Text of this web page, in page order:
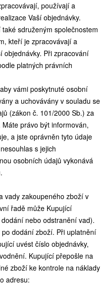
používají a
Vaší objednávky.
sdruženým společnostem
kteří je zpracovávají a
objednávky. Při zpracování
platných právních
vámi poskytnuté osobní
a uchovávány v souladu se
(zákon č. 101/2000 Sb.) za
právo být informován,
a jste oprávněn tyto údaje
s jejich
osobních údajů vykonává
vady zakoupeného zboží v
řadě může Kupující
nebo odstranění vad).
dodání zboží. Při uplatnění
uvést číslo objednávky,
Kupující přepošle na
zboží ke kontrole na náklady
adresu: